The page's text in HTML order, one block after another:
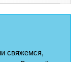
свяжемся,